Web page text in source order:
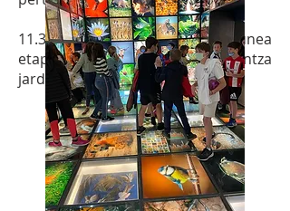
11.3 ekimena: Ikastolako ingurunea
etapa guztietako ikas-irakaskuntza
jardueretan erabiltzea.
15.4EKIMENA:LHko 6.
mailako ikasleek, Aranzadi
elkartearen laguntzarekin,
Ikastolan Urmaela eraikitzea.